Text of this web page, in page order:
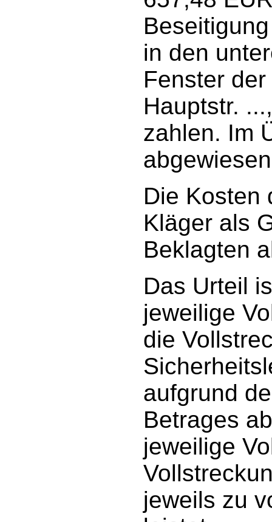
in den
Fenster
Hauptstr.
zahlen. Im
Die Kosten
Kläger als
Beklagten
Das Urteil
jeweilige
die
aufgrund
Betrages
jeweilige
jeweils zu